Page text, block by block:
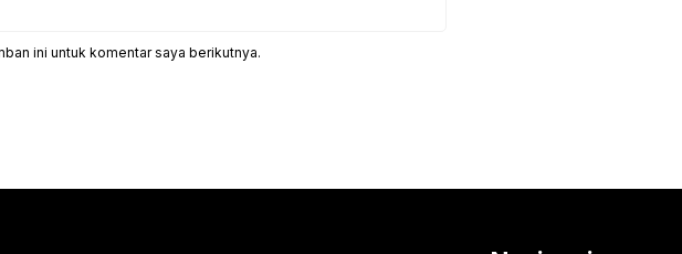
ini untuk komentar saya berikutnya.